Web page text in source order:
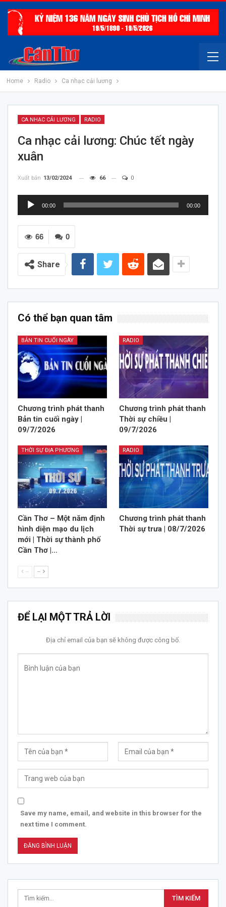
Home Radio Ca nhạc cải lương
CA NHẠC CẢI LƯƠNG RADIO
Ca nhạc cải lương: Chúc tết ngày
xuân
Xuất bản 13/02/2024 66 0
Trình
Audio
00:00 00:00
0
66
Share
Có thể bạn quan tâm
BẢN TIN CUỐI NGÀY
Chương trình phát thanh
Bản tin cuối ngày |
09/7/2026
RADIO
Chương trình phát thanh
Thời sự chiều |
09/7/2026
THỜI SỰ ĐỊA PHƯƠNG
Cần Thơ – Một năm định
hình diện mạo du lịch
mới | Thời sự thành phố
Cần Thơ |…
RADIO
Chương trình phát thanh
Thời sự trưa | 08/7/2026
-- --
ĐỂ LẠI MỘT TRẢ LỜI
Địa chỉ email của bạn sẽ không được công bố.
Save my name, email, and website in this browser for the
next time I comment.